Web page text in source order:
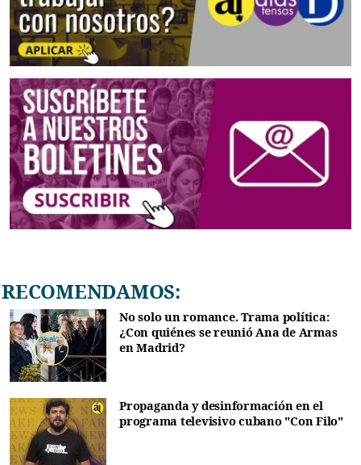
RECOMENDAMOS:
No solo un romance. Trama política:
¿Con quiénes se reunió Ana de Armas
en Madrid?
Propaganda y desinformación en el
programa televisivo cubano "Con Filo"